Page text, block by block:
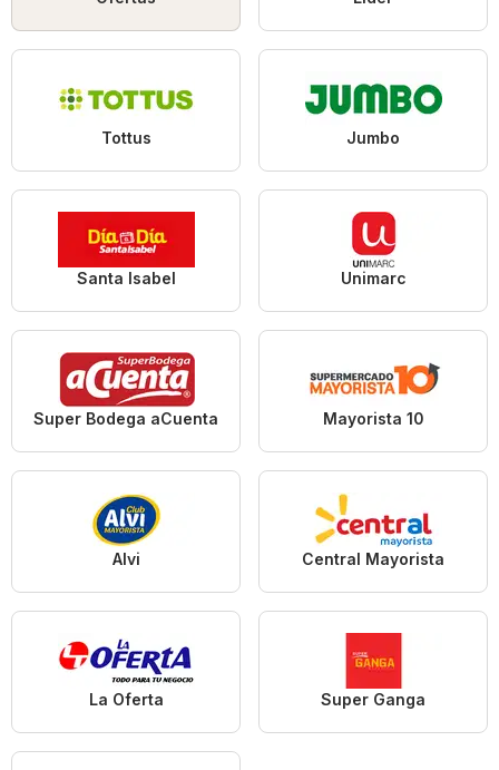
Tottus Jumbo
Santa Isabel Unimarc
Super Bodega aCuenta Mayorista 10
Alvi Central Mayorista
La Oferta Super Ganga